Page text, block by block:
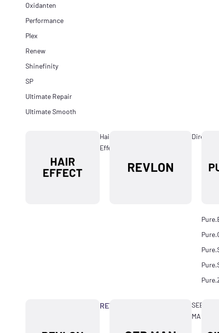
Oxidanten
Performance
Plex
Renew
Shinefinity
SP
Ultimate Repair
Ultimate Smooth
Hair
Effect
REVLON
SEB
MAN